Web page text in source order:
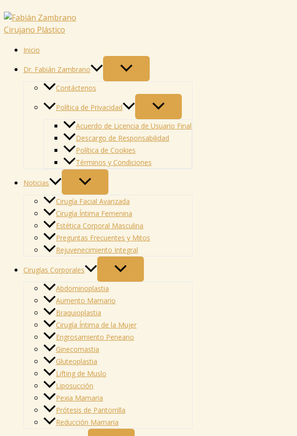
Ir
al
contenido
Inicio
Dr. Fabián Zambrano
Contáctenos
Política de Privacidad
Acuerdo de Licencia de Usuario Final
Descargo de Responsabilidad
Política de Cookies
Términos y Condiciones
Noticias
Cirugía Facial Avanzada
Cirugía Íntima Femenina
Estética Corporal Masculina
Preguntas Frecuentes y Mitos
Rejuvenecimiento Integral
Cirugías Corporales
Abdominoplastia
Aumento Mamario
Braquioplastia
Cirugía Íntima de la Mujer
Engrosamiento Peneano
Ginecomastia
Gluteoplastia
Lifting de Muslo
Liposucción
Pexia Mamaria
Prótesis de Pantorrilla
Reducción Mamaria